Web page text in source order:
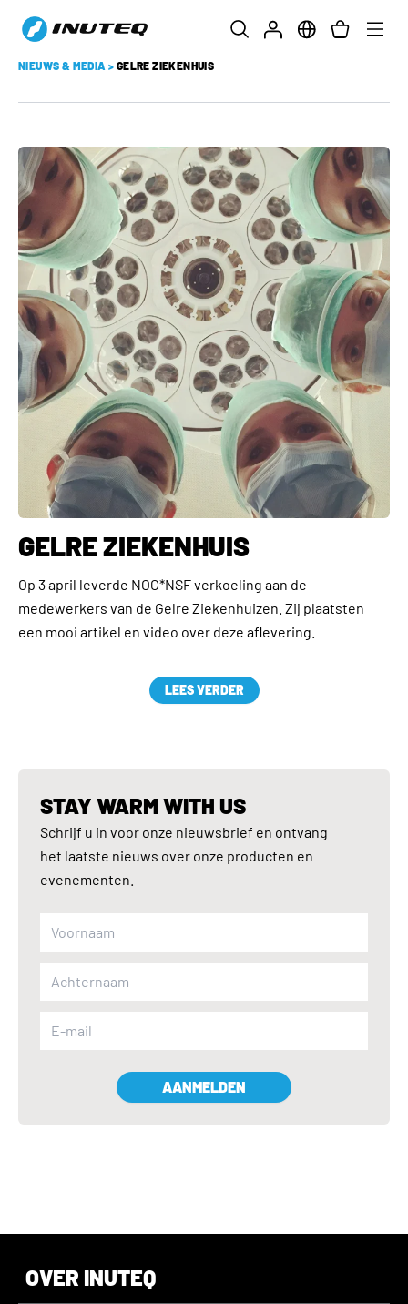
NIEUWS & MEDIA > GELRE ZIEKENHUIS
GELRE ZIEKENHUIS
Op 3 april leverde NOC*NSF verkoeling aan de
medewerkers van de Gelre Ziekenhuizen. Zij plaatsten
een mooi artikel en video over deze aflevering.
LEES VERDER
STAY WARM WITH US
Schrijf u in voor onze nieuwsbrief en ontvang
het laatste nieuws over onze producten en
evenementen.
AANMELDEN
OVER INUTEQ